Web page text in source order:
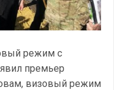
режим с
премьер
визовый режим